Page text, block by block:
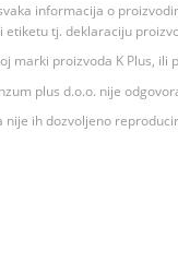
informacija o
tj. deklaraciju
marki proizvoda K Plus,
plus d.o.o. nije
ih dozvoljeno